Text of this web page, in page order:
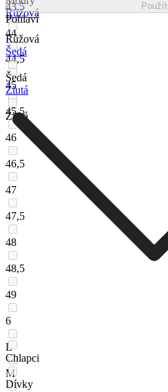
43,5
44
44,5
45
45,5
46
46,5
47
47,5
48
48,5
49
6
L
M
Růžová
Růžová
Šedá
Šedá
Žlutá
Žlutá
Použít
Pohlaví
Chlapci
Dívky